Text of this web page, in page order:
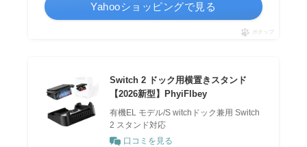
Yahooショッピングで見る
ポチップ
Switch 2 ドック用横置きスタンド
【2026新型】PhyiFlbey
有機EL モデル/S witchドック兼用 Switch
2 スタンド対応
口コミを見る